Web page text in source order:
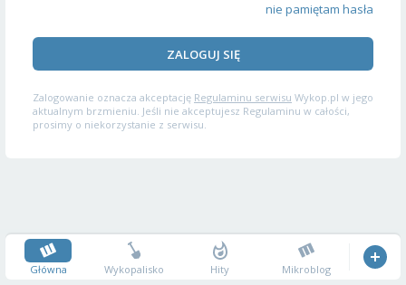
nie pamiętam hasła
ZALOGUJ SIĘ
Zalogowanie oznacza akceptację Regulaminu serwisu Wykop.pl w jego
aktualnym brzmieniu. Jeśli nie akceptujesz Regulaminu w całości,
prosimy o niekorzystanie z serwisu.
Główna Wykopalisko Hity Mikroblog